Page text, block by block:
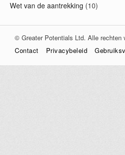
Wet van de aantrekking (10)
© Greater Potentials Ltd. Alle rechten
Contact
Privacybeleid